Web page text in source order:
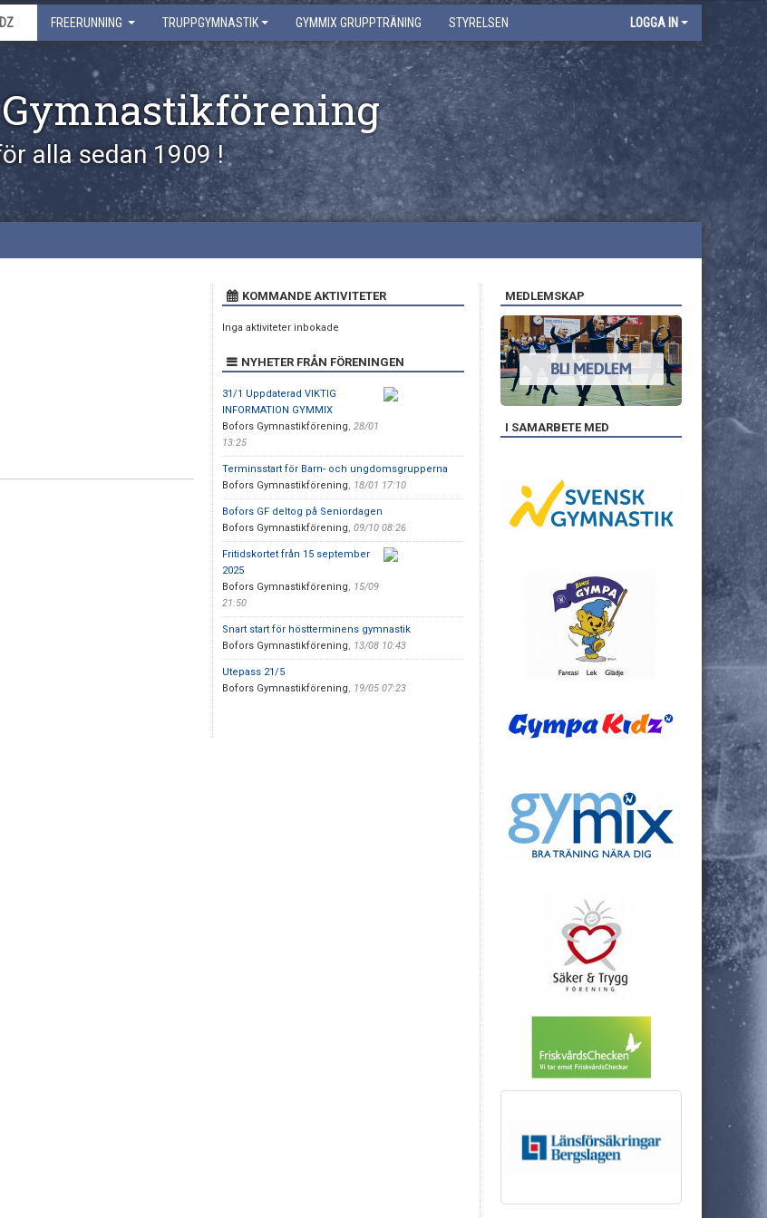
FREERUNNING TRUPPGYMNASTIK GYMMIX GRUPPTRÄNING STYRELSEN LOGGA IN
alla sedan 1909 !
KOMMANDE AKTIVITETER
Inga aktiviteter inbokade
NYHETER FRÅN FÖRENINGEN
31/1 Uppdaterad VIKTIG
INFORMATION GYMMIX
Bofors Gymnastikförening, 28/01
13:25
Terminsstart för Barn- och ungdomsgrupperna
Bofors Gymnastikförening, 18/01 17:10
Bofors GF deltog på Seniordagen
Bofors Gymnastikförening, 09/10 08:26
Fritidskortet från 15 september
2025
Bofors Gymnastikförening, 15/09
21:50
Snart start för höstterminens gymnastik
Bofors Gymnastikförening, 13/08 10:43
Utepass 21/5
Bofors Gymnastikförening, 19/05 07:23
MEDLEMSKAP
I SAMARBETE MED